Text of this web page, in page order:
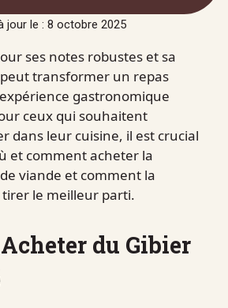
jour le : 8 octobre 2025
ses notes robustes et sa
transformer un repas
gastronomique
ceux qui souhaitent
dans leur cuisine, il est crucial
et comment acheter la
viande et comment la
le meilleur parti.
du Gibier